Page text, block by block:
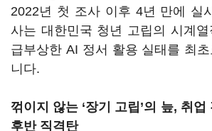
2022년 첫 조사 이후 4년 만에 실
사는 대한민국 청년 고립의 시계
급부상한 AI 정서 활용 실태를 최
니다.
꺾이지 않는 ‘장기 고립’의 늪, 취업
후반 직격탄